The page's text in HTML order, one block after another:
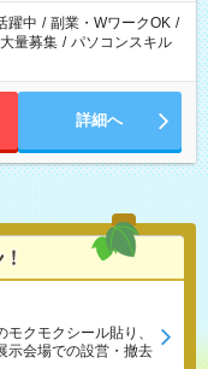
躍中 / 副業・WワークOK /
量募集 / パソコンスキル
詳細へ
モクモクシール貼り、
示会場での設営・撤去